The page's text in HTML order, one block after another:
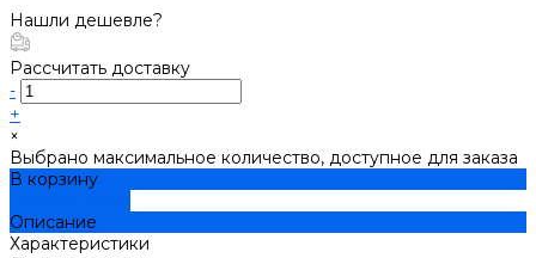
Нашли дешевле?
Рассчитать доставку
-
+
×
Выбрано максимальное количество, доступное для заказа
В корзину
Описание
Характеристики